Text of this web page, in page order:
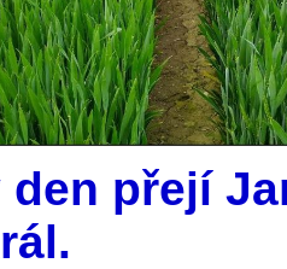
den přejí